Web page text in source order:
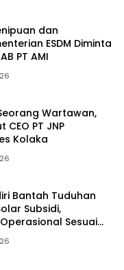
dan
ESDM Diminta
PT AMI
Wartawan,
PT JNP
Kolaka
Bantah Tuduhan
Subsidi,
Sesuai